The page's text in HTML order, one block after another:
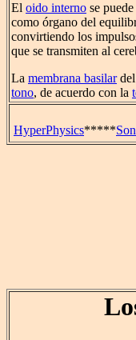
El oido interno se
como órgano del
convirtiendo los
que se transmiten al
La membrana basilardel
tono, de acuerdo con la
HyperPhysics*****